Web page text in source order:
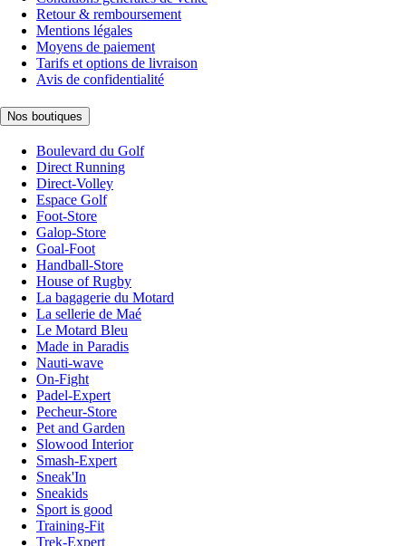
Retour & remboursement
Mentions légales
Moyens de paiement
Tarifs et options de livraison
Avis de confidentialité
Nos boutiques
Boulevard du Golf
Direct Running
Direct-Volley
Espace Golf
Foot-Store
Galop-Store
Goal-Foot
Handball-Store
House of Rugby
La bagagerie du Motard
La sellerie de Maé
Le Motard Bleu
Made in Paradis
Nauti-wave
On-Fight
Padel-Expert
Pecheur-Store
Pet and Garden
Slowood Interior
Smash-Expert
Sneak'In
Sneakids
Sport is good
Training-Fit
Trek-Expert